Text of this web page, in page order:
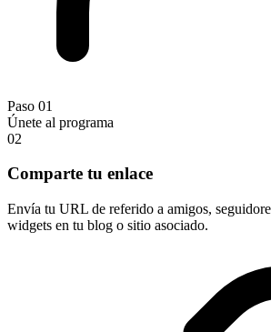
Paso 01
Únete al programa
02
Comparte tu enlace
Envía tu URL de referido a amigos,
widgets en tu blog o sitio asociado.